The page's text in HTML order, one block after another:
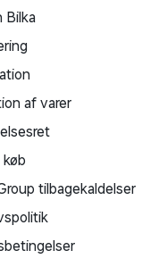
Bilka
af varer
tilbagekaldelser